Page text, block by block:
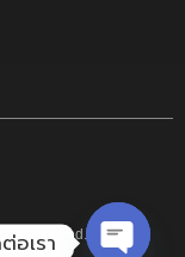
reserved.
อเรา